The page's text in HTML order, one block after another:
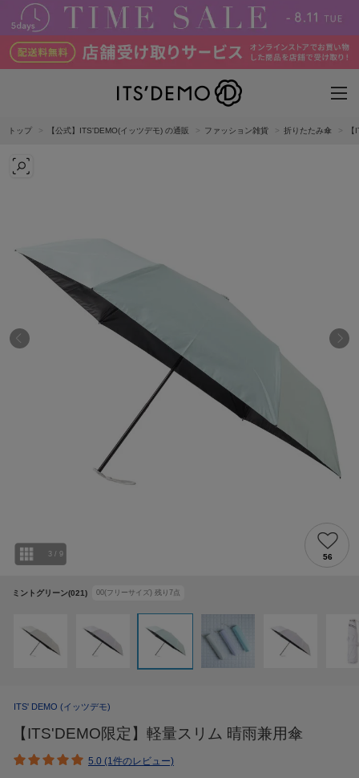
トップ 【公式】ITS'DEMO(イッツデモ) の通販 ファッション雑貨 折りたたみ傘
ミントグリーン(021) 00(フリーサイズ) 残り 7点
3 / 9 56
ITS' DEMO (イッツデモ)
【ITS'DEMO限定】軽量スリム 晴雨兼用傘
5.0 (1件のレビュー)